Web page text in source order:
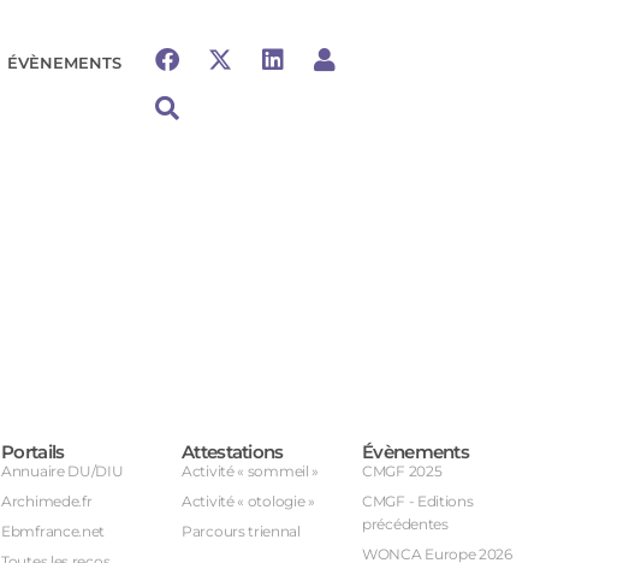
ÉVÈNEMENTS
Portails
Annuaire DU/DIU
Archimede.fr
Ebmfrance.net
Attestations
Activité « sommeil »
Activité « otologie »
Parcours triennal
Évènements
CMGF 2025
CMGF - Editions
précédentes
WONCA Europe 2026